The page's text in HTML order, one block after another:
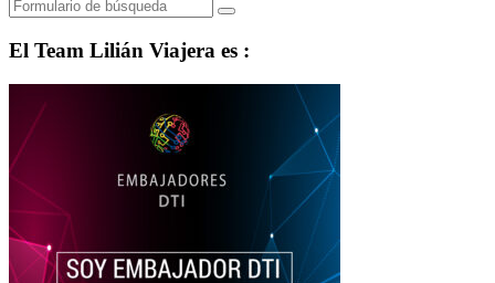
Buscar
El Team Lilián Viajera es :